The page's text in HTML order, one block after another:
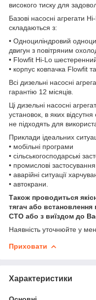
високого тиску для
Базові насосні агрегати
складаються з:
• Одноциліндровий
двигун з повітряним
• Flowfit Hi-Lo
• корпус ковпачка Flowfit
Всі дизельні насосні
гарантію 12 місяців.
Ці дизельні насосні
установок, в яких
не підходять для
Приклади ідеальних
• мобільні програми
• сільськогосподарські
• промислові застосування
• аварійні ситуації
• автокрани.
Також проводиться
тягач або встановлення
СТО або з виїздом до
Наявність уточнюйте у
Приховати
Характеристики